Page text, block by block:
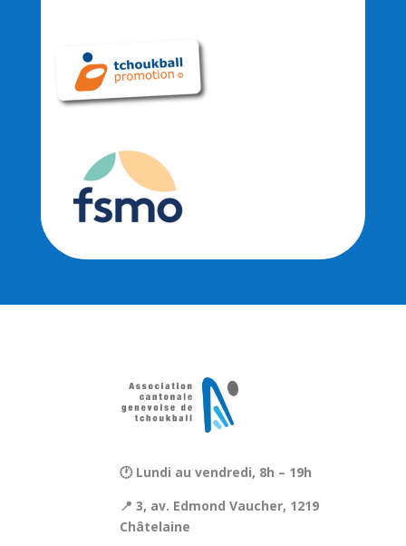
🕐 Lundi au vendredi, 8h – 19h
📍 3, av. Edmond Vaucher, 1219
Châtelaine